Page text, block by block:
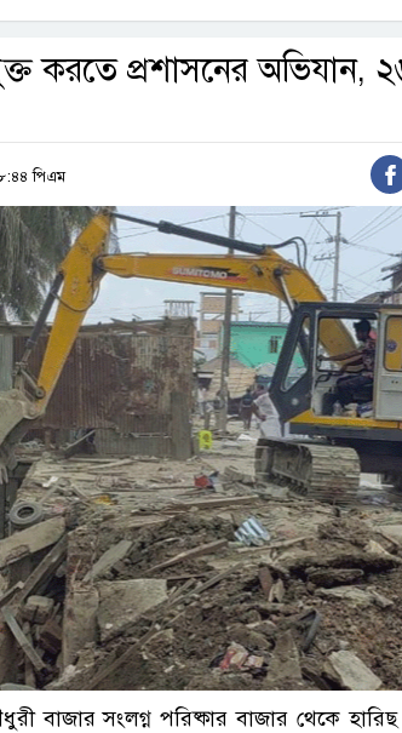
করতে প্রশাসনের অভিযান,
পিএম
বাজার সংলগ্ন পরিষ্কার বাজার থেকে